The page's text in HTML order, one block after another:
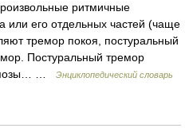
ритмичные
или его отдельных частей (чаще
тремор покоя, постуральный
Постуральный тремор
позы… …
Энциклопедический словарь